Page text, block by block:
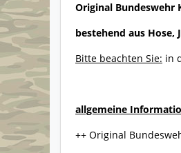
Original Bundeswehr
bestehend aus Hose,
Bitte beachten Sie: in
allgemeine
++ Original